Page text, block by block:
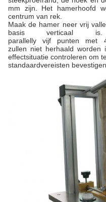
mm zijn. Het hamerhoofd
centrum van rek.
Maak de hamer neer vrij
basis verticaal
parallelly vijf punten met
zullen niet herhaald
effectsituatie controleren om
standaardvereisten bevestigen.